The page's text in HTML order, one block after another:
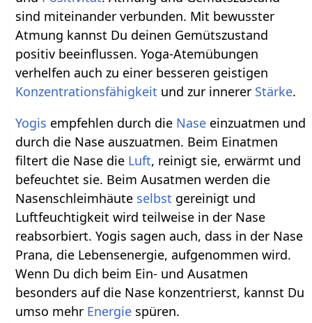
sind miteinander verbunden. Mit bewusster
Atmung kannst Du deinen Gemütszustand
positiv beeinflussen. Yoga-Atemübungen
verhelfen auch zu einer besseren geistigen
Konzentrationsfähigkeit und zur innerer Stärke.
Yogis empfehlen durch die Nase einzuatmen und
durch die Nase auszuatmen. Beim Einatmen
filtert die Nase die Luft, reinigt sie, erwärmt und
befeuchtet sie. Beim Ausatmen werden die
Nasenschleimhäute selbst gereinigt und
Luftfeuchtigkeit wird teilweise in der Nase
reabsorbiert. Yogis sagen auch, dass in der Nase
Prana, die Lebensenergie, aufgenommen wird.
Wenn Du dich beim Ein- und Ausatmen
besonders auf die Nase konzentrierst, kannst Du
umso mehr Energie spüren.